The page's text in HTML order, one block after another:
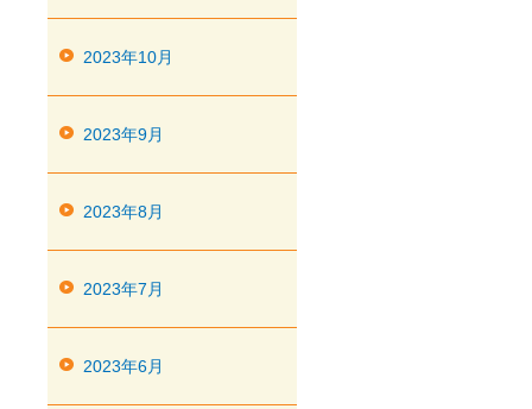
2023年10月
2023年9月
2023年8月
2023年7月
2023年6月